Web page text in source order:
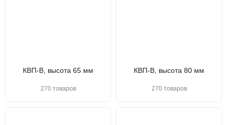
КВП-В, высота 65 мм
270 товаров
КВП-В, высота 80 мм
270 товаров